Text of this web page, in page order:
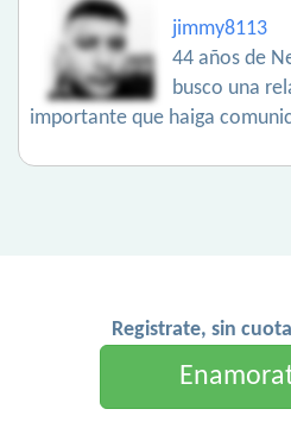
jimmy8113
44 años de
busco una
importante que haiga
Registrate, sin